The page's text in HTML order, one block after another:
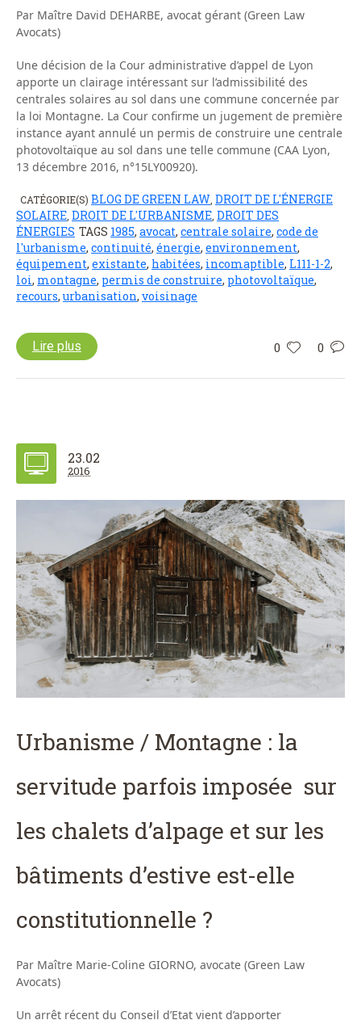
Par Maître David DEHARBE, avocat gérant (Green Law
Avocats)
Une décision de la Cour administrative d’appel de Lyon
apporte un clairage intéressant sur l’admissibilité des
centrales solaires au sol dans une commune concernée par
la loi Montagne. La Cour confirme un jugement de première
instance ayant annulé un permis de construire une centrale
photovoltaïque au sol dans une telle commune (CAA Lyon,
13 décembre 2016, n°15LY00920).
CATÉGORIE(S) BLOG DE GREEN LAW DROIT DE L'ÉNERGIE
SOLAIRE DROIT DE L'URBANISME DROIT DES
ÉNERGIES TAGS 1985, avocat, centrale solaire, code de
l'urbanisme, continuité, énergie, environnement,
équipement, existante, habitées, incomaptible, L111-1-2,
loi, montagne, permis de construire, photovoltaïque,
recours,urbanisation, voisinage
0 0
Lire plus
23.02
2016
Urbanisme / Montagne : la
servitude parfois imposée sur
les chalets d’alpage et sur les
bâtiments d’estive est-elle
constitutionnelle ?
Par Maître Marie-Coline GIORNO, avocate (Green Law
Avocats)
Un arrêt récent du Conseil d’Etat vient d’apporter